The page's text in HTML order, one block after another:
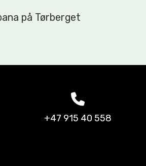
på Tørberget
+47 915 40 558